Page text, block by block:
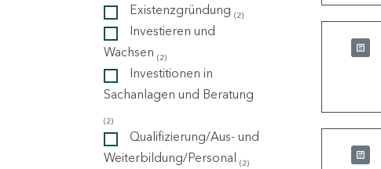
Existenzgründung (2)
Investieren und
Wachsen (2)
Investitionen in
Sachanlagen und Beratung
(2)
Qualifizierung/Aus- und
Weiterbildung/Personal (2)